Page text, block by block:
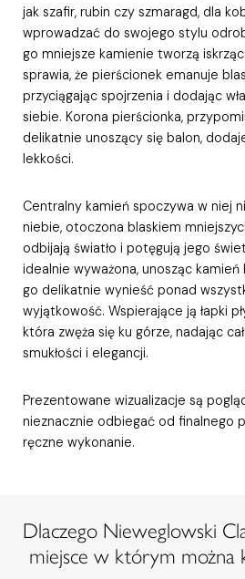
jak szafir, rubin czy szmaragd, dla
wprowadzać do swojego stylu
go mniejsze kamienie tworzą
sprawia, że pierścionek emanuje
przyciągając spojrzenia i dodając
siebie. Korona pierścionka,
delikatnie unoszący się balon,
lekkości.
Centralny kamień spoczywa w niej
niebie, otoczona blaskiem
odbijają światło i potęgują jego
idealnie wyważona, unosząc kamień
go delikatnie wynieść ponad
wyjątkowość. Wspierające ją łapki
która zwęża się ku górze, nadając
smukłości i elegancji.
Prezentowane wizualizacje są
nieznacznie odbiegać od finalnego
ręczne wykonanie.
Dlaczego Nieweglowski
miejsce w którym można